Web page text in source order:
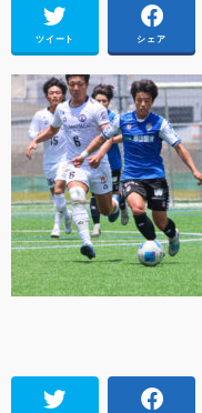
ツイート シェア